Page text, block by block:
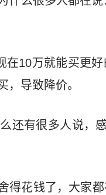
在10万就能买更
，导致降价。
还有很多人说，
得花钱了，大家